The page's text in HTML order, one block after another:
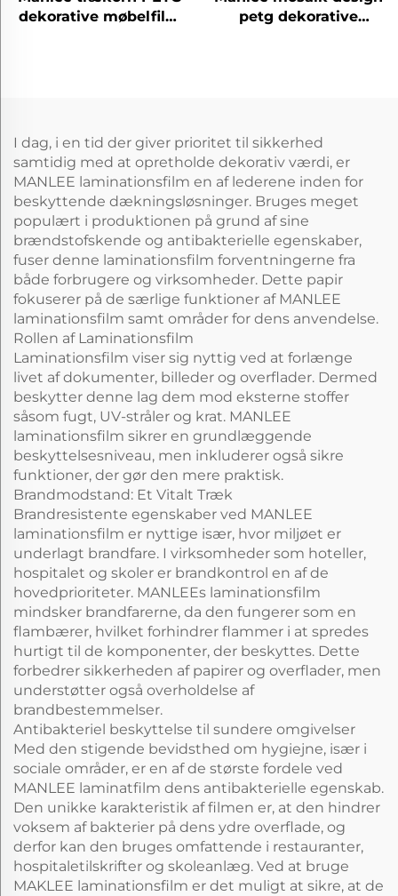
dekorative møbelfilm
petg dekorative
I dag, i en tid der giver prioritet til sikkerhed
samtidig med at opretholde dekorativ værdi, er
MANLEE laminationsfilm en af lederene inden for
beskyttende dækningsløsninger. Bruges meget
populært i produktionen på grund af sine
brændstofskende og antibakterielle egenskaber,
fuser denne laminationsfilm forventningerne fra
både forbrugere og virksomheder. Dette papir
fokuserer på de særlige funktioner af MANLEE
laminationsfilm samt områder for dens anvendelse.
Rollen af Laminationsfilm
Laminationsfilm viser sig nyttig ved at forlænge
livet af dokumenter, billeder og overflader. Dermed
beskytter denne lag dem mod eksterne stoffer
såsom fugt, UV-stråler og krat. MANLEE
laminationsfilm sikrer en grundlæggende
beskyttelsesniveau, men inkluderer også sikre
funktioner, der gør den mere praktisk.
Brandmodstand: Et Vitalt Træk
Brandresistente egenskaber ved MANLEE
laminationsfilm er nyttige især, hvor miljøet er
underlagt brandfare. I virksomheder som hoteller,
hospitalet og skoler er brandkontrol en af de
hovedprioriteter. MANLEEs laminationsfilm
mindsker brandfarerne, da den fungerer som en
flambærer, hvilket forhindrer flammer i at spredes
hurtigt til de komponenter, der beskyttes. Dette
forbedrer sikkerheden af papirer og overflader, men
understøtter også overholdelse af
brandbestemmelser.
Antibakteriel beskyttelse til sundere omgivelser
Med den stigende bevidsthed om hygiejne, især i
sociale områder, er en af de største fordele ved
MANLEE laminatfilm dens antibakterielle egenskab.
Den unikke karakteristik af filmen er, at den hindrer
voksem af bakterier på dens ydre overflade, og
derfor kan den bruges omfattende i restauranter,
hospitaletilskrifter og skoleanlæg. Ved at bruge
MAKLEE laminationsfilm er det muligt at sikre, at de